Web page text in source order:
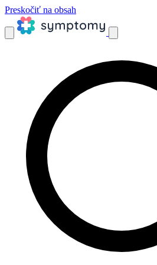
Preskočiť na obsah